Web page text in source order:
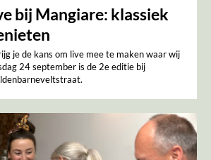
bij Mangiare: klassiek
je de kans om live mee te maken waar wij
24 september is de 2e editie bij